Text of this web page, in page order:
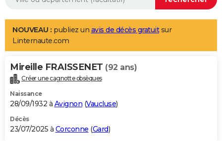
Aménagement intérieur
LIFESTYLE
Art de vivre
Bien-être
Loisirs
Mode
Modes de vie
Alimentation
Guide de la santé
Maladies
Médicaments
Sommeil
VOYAGE
Destinations
City break
Voyage nature
Voyage de noces
Forum
Climat
+PHOTO
GUIDES D'ACHAT
BONS PLANS
NOUVEAU : publiez un avis de décès gratuitsur
Linternaute.com
Mireille FRAISSENET (92 ans)
Créer une cagnotte obsèques
Naissance
28/09/1932 à Avignon (Vaucluse)
Décès
23/07/2025 à Corconne (Gard)